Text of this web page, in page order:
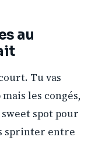
au
Tu vas
les congés,
spot pour
sprinter entre